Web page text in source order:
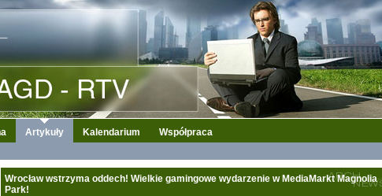
Artykuły Kalendarium Współpraca
Wrocław wstrzyma oddech! Wielkie gamingowe wydarzenie w MediaMarkt Magnolia
Park!